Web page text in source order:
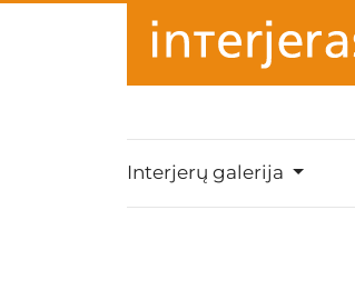
Interjerų galerija